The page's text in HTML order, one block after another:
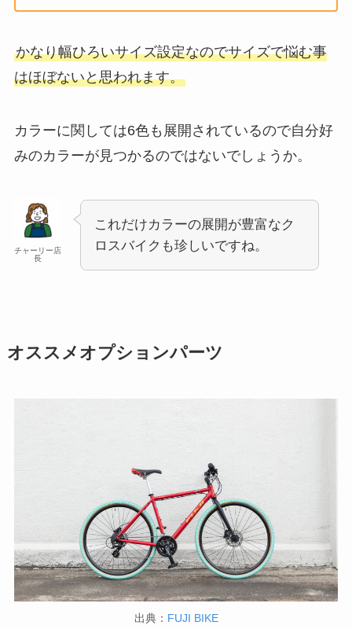
かなり幅ひろいサイズ設定なのでサイズで悩む事
はほぼないと思われます。
カラーに関しては6色も展開されているので自分好
みのカラーが見つかるのではないでしょうか。
チャーリー店
長
これだけカラーの展開が豊富なク
ロスバイクも珍しいですね。
オススメオプションパーツ
出典： FUJI BIKE